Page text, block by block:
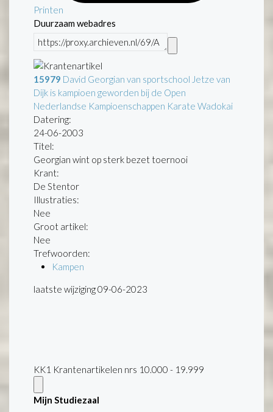
Printen
Duurzaam webadres
15979 David Georgian van sportschool Jetze van
Dijk is kampioen geworden bij de Open
Nederlandse Kampioenschappen Karate Wadokai
Datering:
24-06-2003
Titel:
Georgian wint op sterk bezet toernooi
Krant:
De Stentor
Illustraties:
Nee
Groot artikel:
Nee
Trefwoorden:
Kampen
laatste wijziging 09-06-2023
KK1 Krantenartikelen nrs 10.000 - 19.999
Mijn Studiezaal